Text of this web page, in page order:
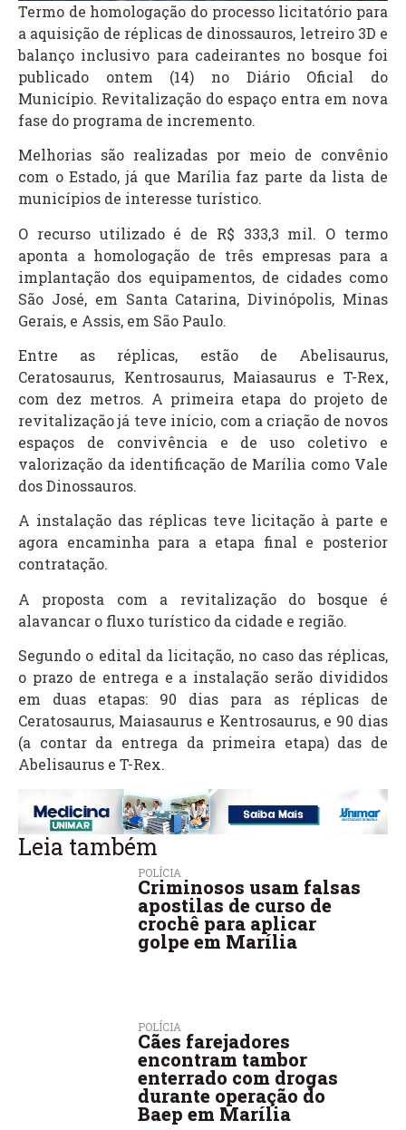
Termo de homologação do processo licitatório para
a aquisição de réplicas de dinossauros, letreiro 3D e
balanço inclusivo para cadeirantes no bosque foi
publicado ontem (14) no Diário Oficial do
Município. Revitalização do espaço entra em nova
fase do programa de incremento.
Melhorias são realizadas por meio de convênio
com o Estado, já que Marília faz parte da lista de
municípios de interesse turístico.
O recurso utilizado é de R$ 333,3 mil. O termo
aponta a homologação de três empresas para a
implantação dos equipamentos, de cidades como
São José, em Santa Catarina, Divinópolis, Minas
Gerais, e Assis, em São Paulo.
Entre as réplicas, estão de Abelisaurus,
Ceratosaurus, Kentrosaurus, Maiasaurus e T-Rex,
com dez metros. A primeira etapa do projeto de
revitalização já teve início, com a criação de novos
espaços de convivência e de uso coletivo e
valorização da identificação de Marília como Vale
dos Dinossauros.
A instalação das réplicas teve licitação à parte e
agora encaminha para a etapa final e posterior
contratação.
A proposta com a revitalização do bosque é
alavancar o fluxo turístico da cidade e região.
Segundo o edital da licitação, no caso das réplicas,
o prazo de entrega e a instalação serão divididos
em duas etapas: 90 dias para as réplicas de
Ceratosaurus, Maiasaurus e Kentrosaurus, e 90 dias
(a contar da entrega da primeira etapa) das de
Abelisaurus e T-Rex.
Leia também
POLÍCIA
Criminosos usam falsas
apostilas de curso de
crochê para aplicar
golpe em Marília
POLÍCIA
Cães farejadores
encontram tambor
enterrado com drogas
durante operação do
Baep em Marília